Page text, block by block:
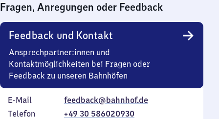
0
Uhr
Fragen, Anregungen oder Feedback
Feedback und Kontakt
Ansprechpartner:innen und
Kontaktmöglichkeiten bei Fragen oder
Feedback zu unseren Bahnhöfen
E-Mail
feedback@bahnhof.de
Telefon
+49 30 586020930